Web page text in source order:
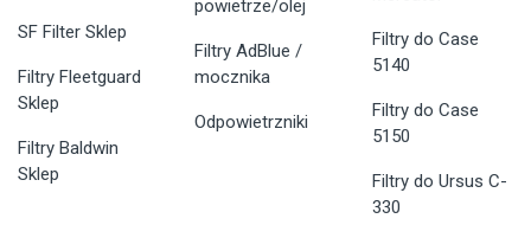
SF Filter Sklep
Filtry Fleetguard
Sklep
Filtry Baldwin
Sklep
powietrze/olej
Filtry AdBlue /
mocznika
Odpowietrzniki
Filtry do Case
5140
Filtry do Case
5150
Filtry do Ursus C-
330